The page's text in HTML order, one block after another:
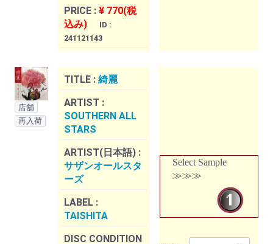
PRICE : ¥ 770(税
込み)
ID :
241121143
店舗
再入荷
TITLE : 綺麗
ARTIST :
SOUTHERN ALL
STARS
ARTIST(日本語) :
サザンオールスタ
ーズ
LABEL :
TAISHITA
DISC CONDITION
Select Sample
≫≫≫